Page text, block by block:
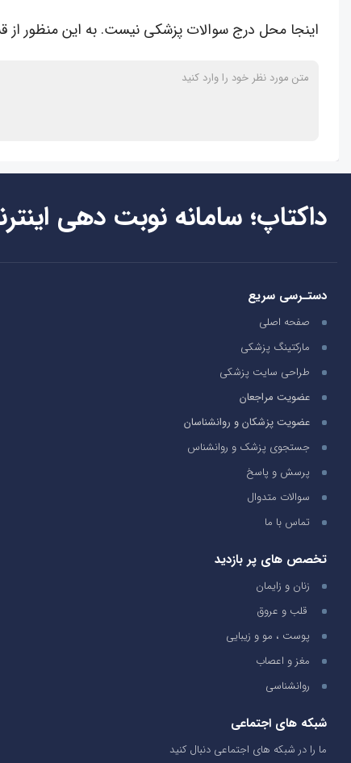
اینجا محل درج سوالات پزشکی نیست. به این منظور از
داکتاپ؛ سامانه نوبت دهی
دستـرسی سریع
صفحه اصلی
مارکتینگ پزشکی
طراحی سایت پزشکی
عضویت مراجعان
عضویت پزشکان و روانشناسان
جستجوی پزشک و روانشناس
پرسش و پاسخ
سوالات متدوال
تماس با ما
تخصص های پر بازدید
زنان و زایمان
قلب و عروق
پوست ، مو و زیبایی
مغز و اعصاب
روانشناسی
شبکه های اجتماعی
ما را در شبکه های اجتماعی دنبال کنید